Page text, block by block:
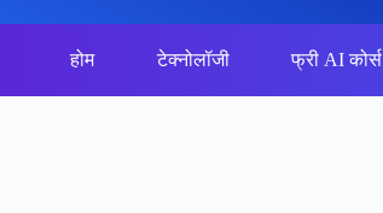
होम टेक्नोलॉजी फ्री AI कोर्स